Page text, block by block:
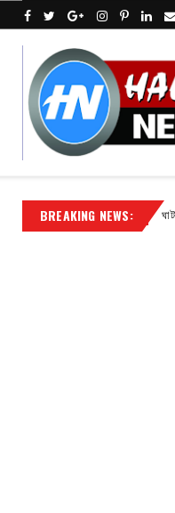
BREAKING NEWS:
Contact ঘাটালের